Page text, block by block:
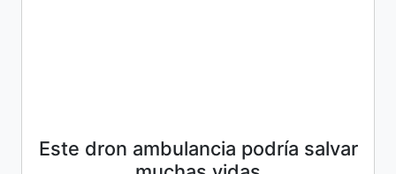
Este dron ambulancia podría salvar